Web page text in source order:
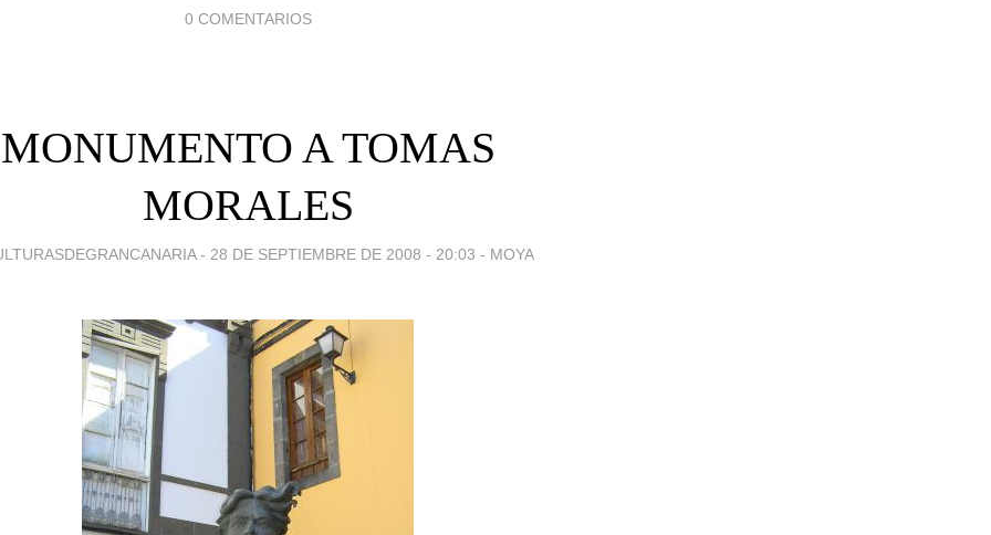
0 COMENTARIOS
MONUMENTO A TOMAS
MORALES
- 28 DE SEPTIEMBRE DE 2008 - 20:03 - MOYA